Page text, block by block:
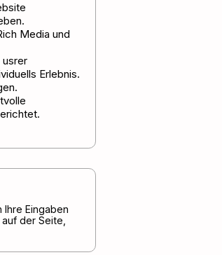
Media und
usrer
Erlebnis.
Eingaben
der Seite,